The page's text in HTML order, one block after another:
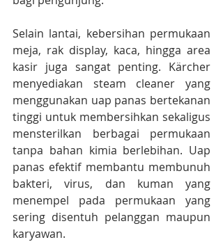
Selain lantai, kebersihan permukaan
meja, rak display, kaca, hingga area
kasir juga sangat penting. Kärcher
menyediakan steam cleaner yang
menggunakan uap panas bertekanan
tinggi untuk membersihkan sekaligus
mensterilkan berbagai permukaan
tanpa bahan kimia berlebihan. Uap
panas efektif membantu membunuh
bakteri, virus, dan kuman yang
menempel pada permukaan yang
sering disentuh pelanggan maupun
karyawan.